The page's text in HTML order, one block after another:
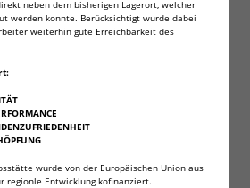
neben dem bisherigen Lagerort, welcher
werden konnte. Berücksichtigt wurde dabei
weiterhin gute Erreichbarkeit des
wurde von der Europäischen Union aus
regionle Entwicklung kofinanziert.